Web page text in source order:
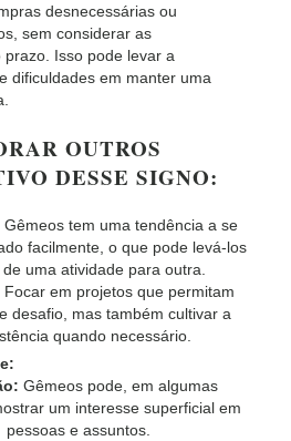
desnecessárias ou
sem considerar as
Isso pode levar a
dificuldades em manter uma
OUTROS
DESSE SIGNO:
Gêmeos tem uma tendência a se
facilmente, o que pode levá-los
uma atividade para outra.
Focar em projetos que permitam
desafio, mas também cultivar a
quando necessário.
Gêmeos pode, em algumas
um interesse superficial em
pessoas e assuntos.